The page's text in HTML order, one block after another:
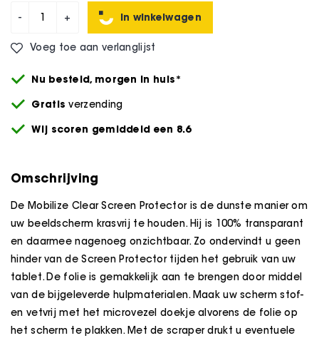
- + In winkelwagen
Voeg toe aan verlanglijst
Nu besteld, morgen in huis*
Gratis verzending
Wij scoren gemiddeld een 8.6
Omschrijving
De Mobilize Clear Screen Protector is de dunste manier om
uw beeldscherm krasvrij te houden. Hij is 100% transparant
en daarmee nagenoeg onzichtbaar. Zo ondervindt u geen
hinder van de Screen Protector tijden het gebruik van uw
tablet. De folie is gemakkelijk aan te brengen door middel
van de bijgeleverde hulpmaterialen. Maak uw scherm stof-
en vetvrij met het microvezel doekje alvorens de folie op
het scherm te plakken. Met de scraper drukt u eventuele